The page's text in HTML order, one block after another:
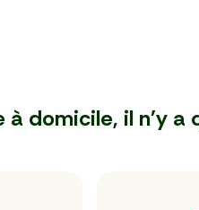
à domicile, il n'y a